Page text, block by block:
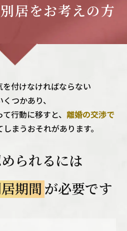
居をお考えの方
付けなければならない
つかあり、
行動に移すと、 離婚の交渉で
しまうおそれがあります。
られるには
期間が必要です